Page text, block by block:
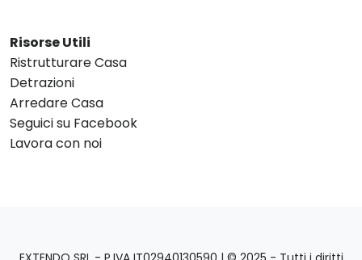
Risorse Utili
Ristrutturare Casa
Detrazioni
Arredare Casa
Seguici su Facebook
Lavora con noi